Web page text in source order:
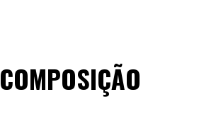
COMPOSIÇÃO